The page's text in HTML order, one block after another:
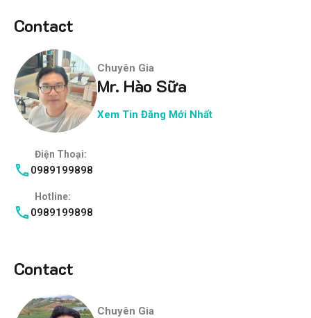
Contact
Chuyên Gia
Mr. Hào Sữa
Xem Tin Đăng Mới Nhất
Điện Thoại:
0989199898
Hotline:
0989199898
Contact
Chuyên Gia